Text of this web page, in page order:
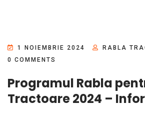
1 NOIEMBRIE 2024
RABLA
0 COMMENTS
Programul Rabla
Tractoare 2024 –